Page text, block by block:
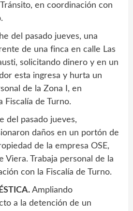
en coordinación con
del pasado jueves, una
de una finca en calle Las
solicitando dinero y en un
esta ingresa y hurta un
de la Zona I, en
Fiscalía de Turno.
del pasado jueves,
daños en un portón de
de la empresa OSE,
Viera. Trabaja personal de la
con la Fiscalía de Turno.
Ampliando
a la detención de un